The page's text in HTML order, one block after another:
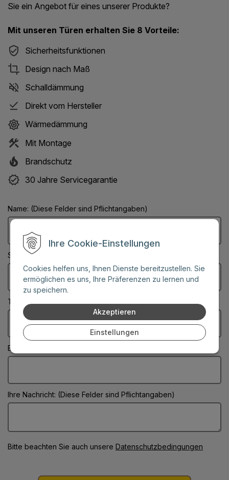
Ihre Cookie-Einstellungen
Cookies helfen uns, Ihnen Dienste bereitzustellen. Sie
ermöglichen es uns, Ihre Präferenzen zu lernen und
zu speichern.
Akzeptieren
Einstellungen
Sie ein Angebot für eines unserer Produkte?
Mit unseren Türen erhalten Sie 8 Vorteile:
Sicherheitsfunktionen
Design nach Maß
Schalldämmung
Direkt vom Hersteller
Wärmedämmung
Mit Montage
Brandschutz
30 Jahre Servicegarantie
Name: (Diese Felder sind Pflichtangaben)
Stadt: (Diese Felder sind Pflichtangaben)
Telefonnummer:
E-Mail: (Diese Felder sind Pflichtangaben)
Ihre Nachricht: (Diese Felder sind Pflichtangaben)
Bitte beachten Sie auch unsere Datenschutzbedingungen